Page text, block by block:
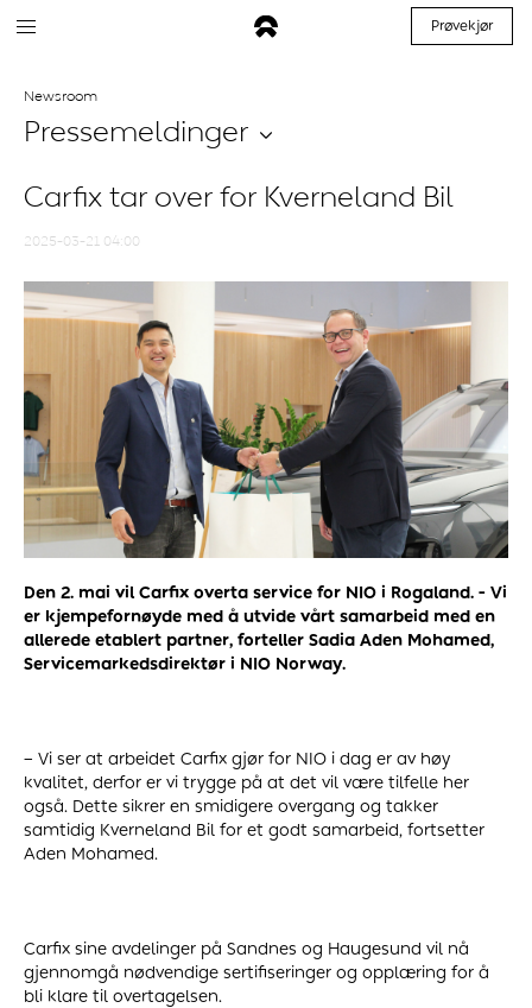
Prøvekjør
Newsroom
Pressemeldinger
2025-03-21 04:00
Carfix tar over for Kverneland Bil
Den 2. mai vil Carfix overta service for NIO i Rogaland. - Vi
er kjempefornøyde med å utvide vårt samarbeid med en
allerede etablert partner, forteller Sadia Aden Mohamed,
Servicemarkedsdirektør i NIO Norway.
– Vi ser at arbeidet Carfix gjør for NIO i dag er av høy
kvalitet, derfor er vi trygge på at det vil være tilfelle her
også. Dette sikrer en smidigere overgang og takker
samtidig Kverneland Bil for et godt samarbeid, fortsetter
Aden Mohamed.
Carfix sine avdelinger på Sandnes og Haugesund vil nå
gjennomgå nødvendige sertifiseringer og opplæring for å
bli klare til overtagelsen.